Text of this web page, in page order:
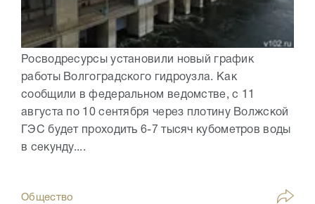
Росводресурсы установили новый график
работы Волгоградского гидроузла. Как
сообщили в федеральном ведомстве, с 11
августа по 10 сентября через плотину Волжской
ГЭС будет проходить 6-7 тысяч кубометров воды
в секунду....
Общество